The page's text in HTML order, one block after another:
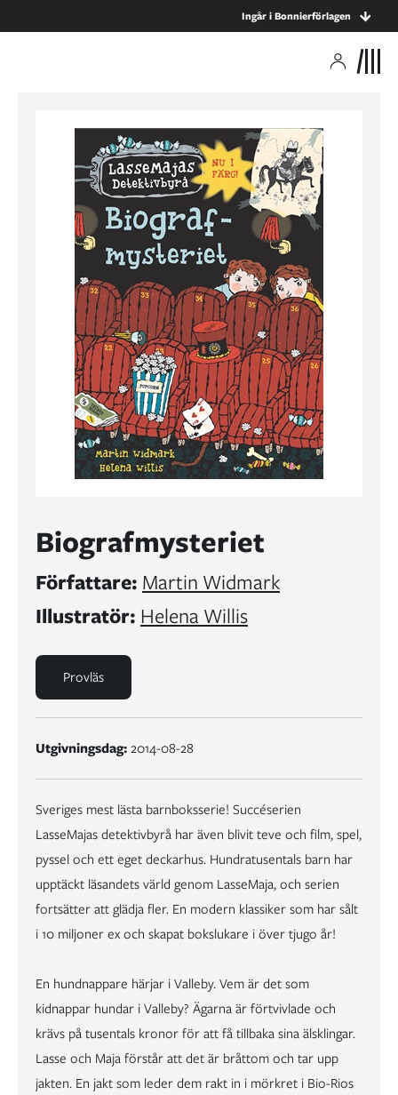
Ingår i Bonnierförlagen
Biografmysteriet
Författare: Martin Widmark
Illustratör: Helena Willis
Provläs
Utgivningsdag:2014-08-28
Sveriges mest lästa barnboksserie! Succéserien
LasseMajas detektivbyrå har även blivit teve och film, spel,
pyssel och ett eget deckarhus. Hundratusentals barn har
upptäckt läsandets värld genom LasseMaja, och serien
fortsätter att glädja fler. En modern klassiker som har sålt
i 10 miljoner ex och skapat bokslukare i över tjugo år!
En hundnappare härjar i Valleby. Vem är det som
kidnappar hundar i Valleby? Ägarna är förtvivlade och
krävs på tusentals kronor för att få tillbaka sina älsklingar.
Lasse och Maja förstår att det är bråttom och tar upp
jakten. En jakt som leder dem rakt in i mörkret i Bio-Rios